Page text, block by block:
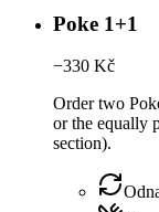
Poke 1+1
−330 Kč
Order two
or the equally
section).